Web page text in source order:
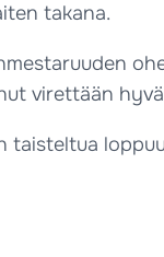
takana.
virettään
taisteltua